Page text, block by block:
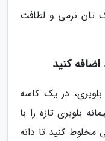
تان نرمی و لطافت
کنید
در یک کاسه
بلوبری تازه را با
کنید تا دانه